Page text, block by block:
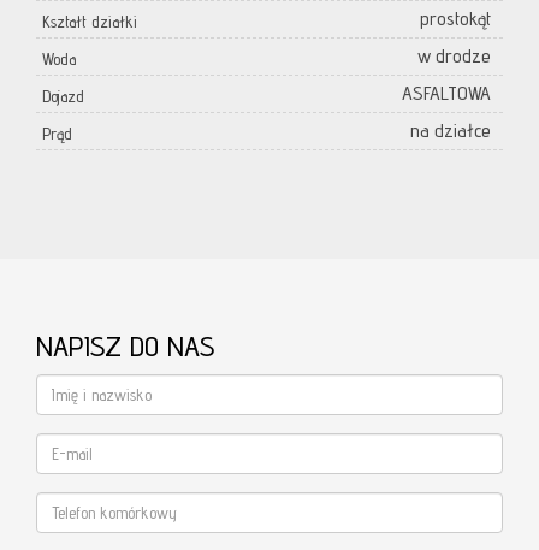
Kształt działki prostokąt
Woda w drodze
Dojazd ASFALTOWA
Prąd na działce
NAPISZ DO NAS